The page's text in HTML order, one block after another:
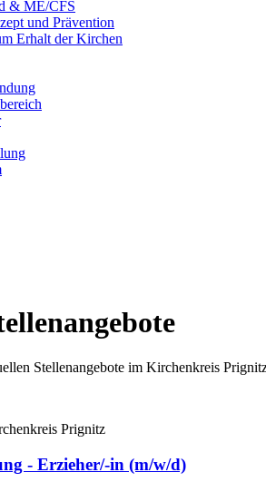
& ME/CFS
und Prävention
Erhalt der Kirchen
Stellenangebote im Kirchenkreis
Prignitz
- Erzieher/-in (m/w/d)